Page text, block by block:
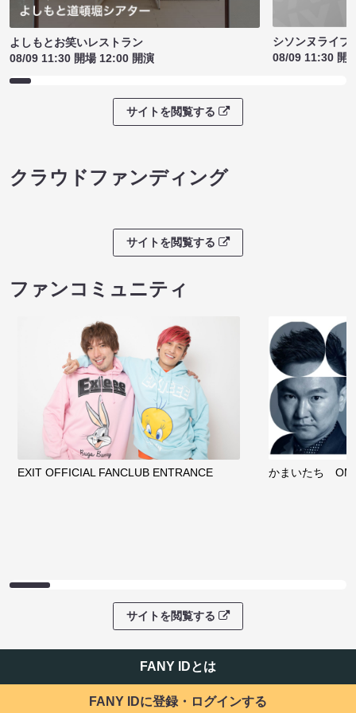
よしもとお笑いレストラン
08/09 11:30 開場 12:00 開演
シソンヌライ
08/09 11:30 開
サイトを閲覧する
クラウドファンディング
サイトを閲覧する
ファンコミュニティ
EXIT OFFICIAL FANCLUB ENTRANCE かまいたち
サイトを閲覧する
FANY IDとは
FANY IDに登録・ログインする